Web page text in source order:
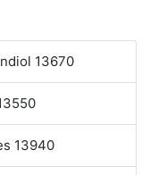
13670
13940